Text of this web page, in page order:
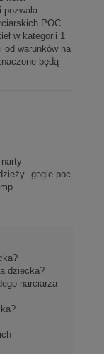
pozwala
POC
w kategorii 1
od warunków na
będą
gogle poc
dziecka?
narciarza